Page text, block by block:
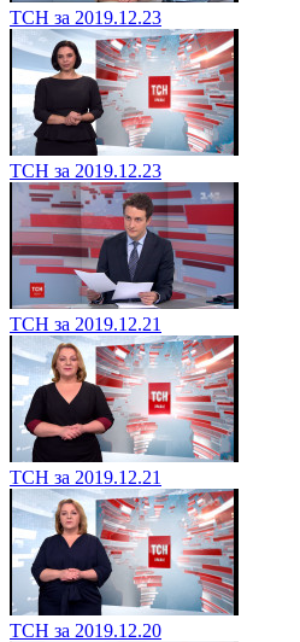
ТСН за 2019.12.23
ТСН за 2019.12.23
ТСН за 2019.12.21
ТСН за 2019.12.21
ТСН за 2019.12.20